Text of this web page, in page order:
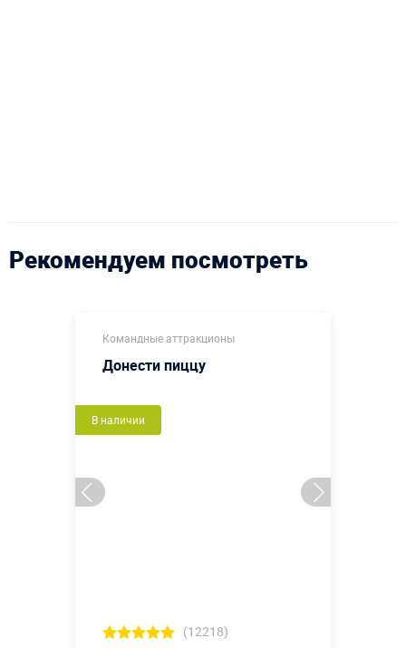
Рекомендуем посмотреть
Командные аттракционы
Донести пиццу
В наличии
(12218)